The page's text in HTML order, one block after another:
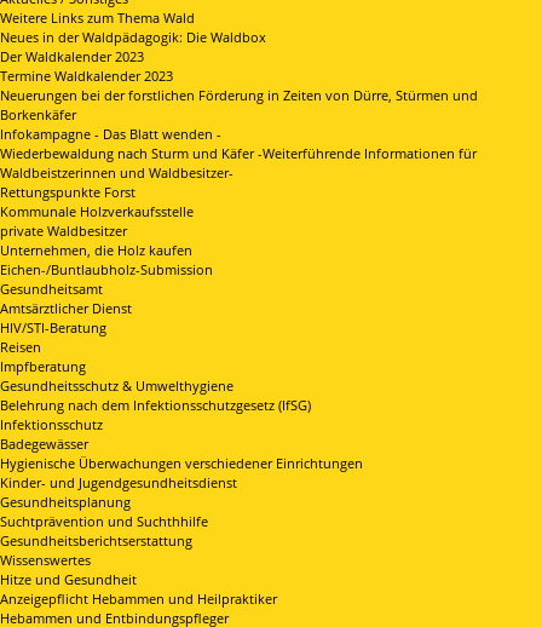
Weitere Links zum Thema Wald
Neues in der Waldpädagogik: Die Waldbox
Der Waldkalender 2023
Termine Waldkalender 2023
Neuerungen bei der forstlichen Förderung in Zeiten von Dürre, Stürmen und
Borkenkäfer
Infokampagne - Das Blatt wenden -
Wiederbewaldung nach Sturm und Käfer -Weiterführende Informationen für
Waldbeistzerinnen und Waldbesitzer-
Rettungspunkte Forst
Kommunale Holzverkaufsstelle
private Waldbesitzer
Unternehmen, die Holz kaufen
Eichen-/Buntlaubholz-Submission
Gesundheitsamt
Amtsärztlicher Dienst
HIV/STI-Beratung
Reisen
Impfberatung
Gesundheitsschutz & Umwelthygiene
Belehrung nach dem Infektionsschutzgesetz (IfSG)
Infektionsschutz
Badegewässer
Hygienische Überwachungen verschiedener Einrichtungen
Kinder- und Jugendgesundheitsdienst
Gesundheitsplanung
Suchtprävention und Suchthhilfe
Gesundheitsberichtserstattung
Wissenswertes
Hitze und Gesundheit
Anzeigepflicht Hebammen und Heilpraktiker
Hebammen und Entbindungspfleger